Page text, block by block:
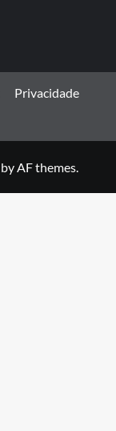
Privacidade
by AF themes.